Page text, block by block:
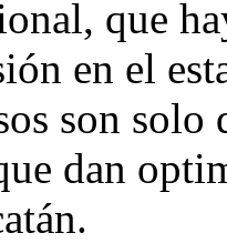
que
en el
son
dan